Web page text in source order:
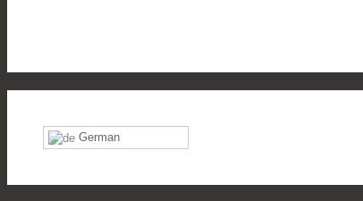
German